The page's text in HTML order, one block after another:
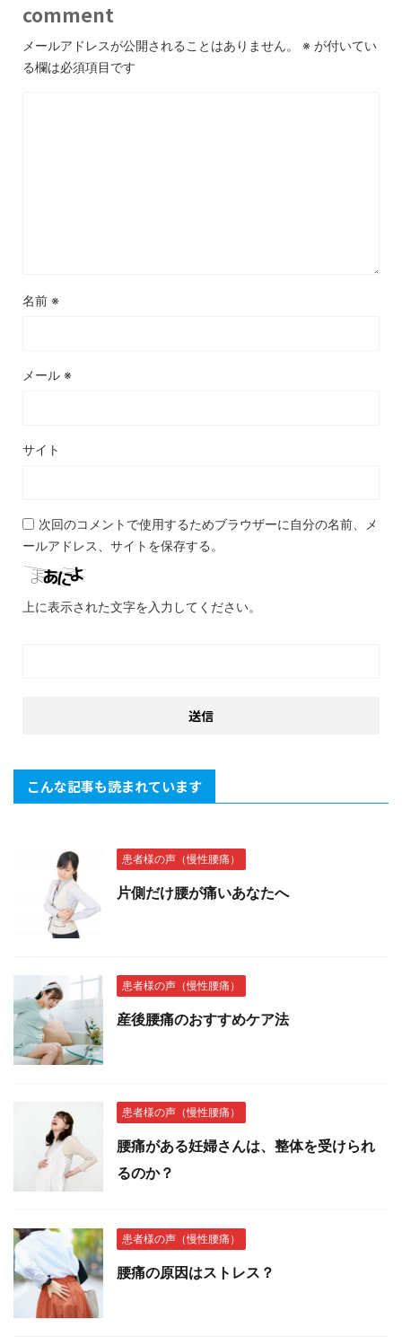
comment
メールアドレスが公開されることはありません。 ※ が付いてい
る欄は必須項目です
名前 ※
メール ※
サイト
次回のコメントで使用するためブラウザーに自分の名前、メ
ールアドレス、サイトを保存する。
上に表示された文字を入力してください。
こんな記事も読まれています
患者様の声（慢性腰痛）
片側だけ腰が痛いあなたへ
患者様の声（慢性腰痛）
産後腰痛のおすすめケア法
患者様の声（慢性腰痛）
腰痛がある妊婦さんは、整体を受けられ
るのか？
患者様の声（慢性腰痛）
腰痛の原因はストレス？